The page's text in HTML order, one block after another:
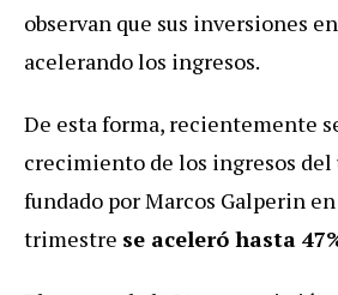
observan que sus inversiones
acelerando los ingresos.
De esta forma, recientemente
crecimiento de los ingresos
fundado por Marcos Galperin
trimestre se aceleró hasta